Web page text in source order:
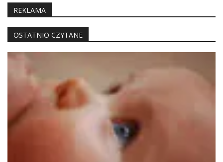
REKLAMA
OSTATNIO CZYTANE